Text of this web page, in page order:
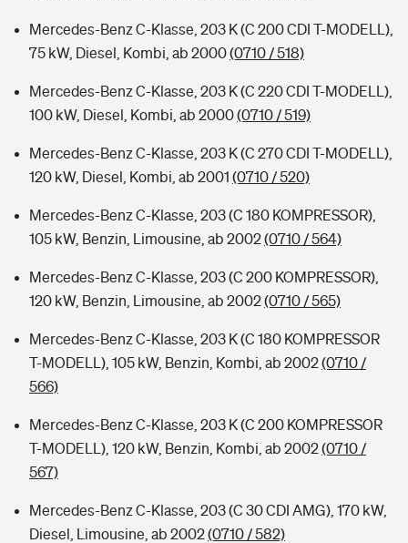
Mercedes-Benz C-Klasse, 203 K (C 200 CDI T-MODELL),
75 kW, Diesel, Kombi, ab 2000(0710 / 518)
Mercedes-Benz C-Klasse, 203 K (C 220 CDI T-MODELL),
100 kW, Diesel, Kombi, ab 2000(0710 / 519)
Mercedes-Benz C-Klasse, 203 K (C 270 CDI T-MODELL),
120 kW, Diesel, Kombi, ab 2001 (0710 / 520)
Mercedes-Benz C-Klasse, 203 (C 180 KOMPRESSOR),
105 kW, Benzin, Limousine, ab 2002(0710 / 564)
Mercedes-Benz C-Klasse, 203 (C 200 KOMPRESSOR),
120 kW, Benzin, Limousine, ab 2002(0710 / 565)
Mercedes-Benz C-Klasse, 203 K (C 180 KOMPRESSOR
T-MODELL), 105 kW, Benzin, Kombi, ab 2002(0710 /
566)
Mercedes-Benz C-Klasse, 203 K (C 200 KOMPRESSOR
T-MODELL), 120 kW, Benzin, Kombi, ab 2002(0710 /
567)
Mercedes-Benz C-Klasse, 203 (C 30 CDI AMG), 170 kW,
Diesel, Limousine, ab 2002(0710 / 582)